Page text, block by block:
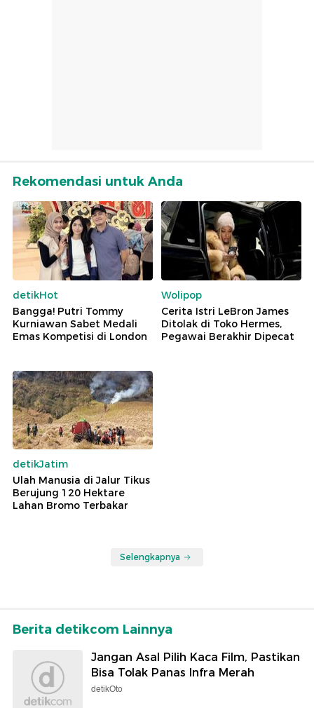
Rekomendasi untuk Anda
detikHot
Bangga! Putri Tommy
Kurniawan Sabet Medali
Emas Kompetisi di London
Wolipop
Cerita Istri LeBron James
Ditolak di Toko Hermes,
Pegawai Berakhir Dipecat
detikJatim
Ulah Manusia di Jalur Tikus
Berujung 120 Hektare
Lahan Bromo Terbakar
Selengkapnya
Berita detikcom Lainnya
Jangan Asal Pilih Kaca Film, Pastikan
Bisa Tolak Panas Infra Merah
detikOto